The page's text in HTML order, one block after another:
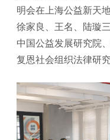
明会在上海公益新天
徐家良、王名、陆璇
中国公益发展研究院
复恩社会组织法律研